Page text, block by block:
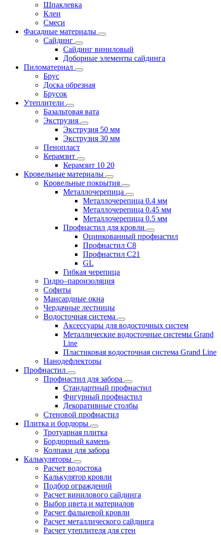
Шпаклевка
Клеи
Смеси
Фасадные материалы
Сайдинг
Сайдинг виниловый
Доборные элементы сайдинга
Пиломатериал
Брус
Доска обрезная
Брусок
Утеплители
Базальтовая вата
Экструзия
Экструзия 50 мм
Экструзия 30 мм
Пенопласт
Керамзит
Керамзит 10 20
Кровельные материалы
Кровельные покрытия
Металлочерепица
Металлочерепица 0.4 мм
Металлочерепица 0.45 мм
Металлочерепица 0.5 мм
Профнастил для кровли
Оцинкованный профнастил
Профнастил С8
Профнастил С21
GL
Гибкая черепица
Гидро–пароизоляция
Софиты
Мансардные окна
Чердачные лестницы
Водосточная система
Аксессуары для водосточных систем
Металлические водосточные системы Grand
Line
Пластиковая водосточная система Grand Line
Нанодефлекторы
Профнастил
Профнастил для забора
Стандартный профнастил
Фигурный профнастил
Декоративные столбы
Стеновой профнастил
Плитка и бордюры
Тротуарная плитка
Бордюрный камень
Колпаки для забора
Калькуляторы
Расчет водостока
Калькулятор кровли
Подбор ограждений
Расчет винилового сайдинга
Выбор цвета и материалов
Расчет фальцевой кровли
Расчет металлического сайдинга
Расчет утеплителя для стен